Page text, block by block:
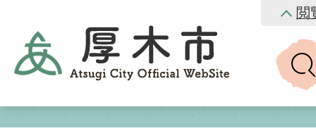
閲